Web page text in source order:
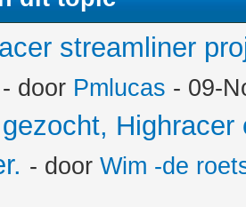
streamliner
- door Pmlucas - 09-
Highracer
- door Wim -de